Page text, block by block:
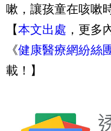
嗽，讓孩童在咳嗽
【本文出處 ，更多
《健康醫療網紛絲
載！】